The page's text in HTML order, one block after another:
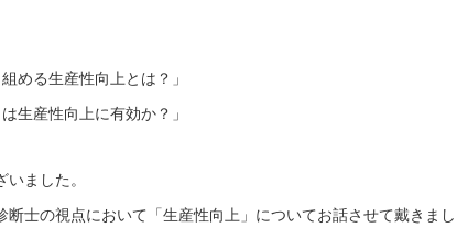
る生産性向上とは？」
産性向上に有効か？」
ました。
士の視点において「生産性向上」についてお話させて戴きまし